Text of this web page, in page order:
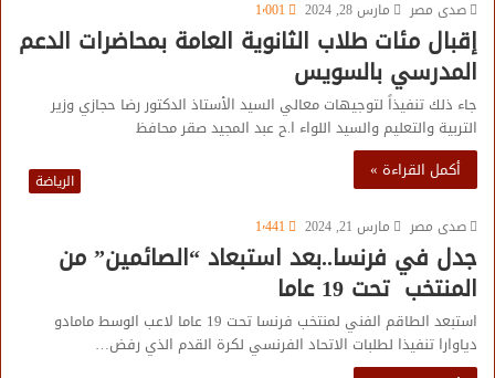
صدى مصر
مارس 28, 2024 1٬001
إقبال مئات طلاب الثانوية العامة بمحاضرات الدعم
المدرسي بالسويس
جاء ذلك تنفيذاً لتوجيهات معالي السيد الأستاذ الدكتور رضا حجازي وزير
التربية والتعليم والسيد اللواء ا.ح عبد المجيد صقر محافظ
أكمل القراءة »
الرياضة
صدى مصر
مارس 21, 2024 1٬441
جدل في فرنسا..بعد استبعاد “الصائمين” من
المنتخب تحت 19 عاما
استبعد الطاقم الفني لمنتخب فرنسا تحت 19 عاما لاعب الوسط مامادو
دياوارا تنفيذا لطلبات الاتحاد الفرنسي لكرة القدم الذي رفض…